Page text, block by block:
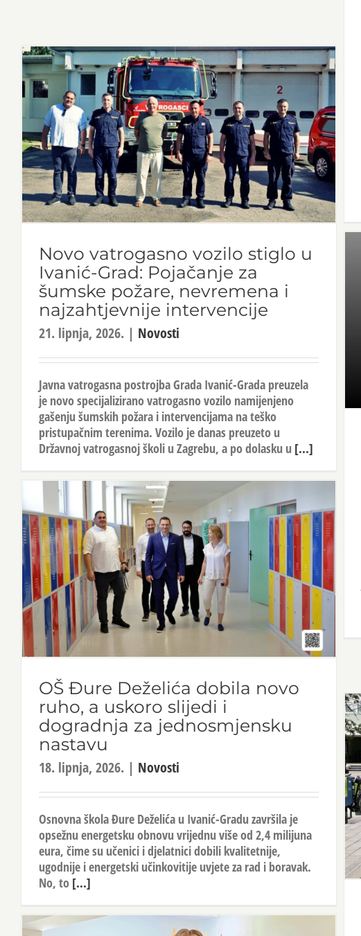
Novo vatrogasno vozilo stiglo u
Ivanić-Grad: Pojačanje za
šumske požare, nevremena i
najzahtjevnije intervencije
21. lipnja, 2026. | Novosti
Javna vatrogasna postrojba Grada Ivanić-Grada preuzela
je novo specijalizirano vatrogasno vozilo namijenjeno
gašenju šumskih požara i intervencijama na teško
pristupačnim terenima. Vozilo je danas preuzeto u
Državnoj vatrogasnoj školi u Zagrebu, a po dolasku u [...]
OŠ Đure Deželića dobila novo
ruho, a uskoro slijedi i
dogradnja za jednosmjensku
nastavu
18. lipnja, 2026. | Novosti
Osnovna škola Đure Deželića u Ivanić-Gradu završila je
opsežnu energetsku obnovu vrijednu više od 2,4 milijuna
eura, čime su učenici i djelatnici dobili kvalitetnije,
ugodnije i energetski učinkovitije uvjete za rad i boravak.
No, to [...]